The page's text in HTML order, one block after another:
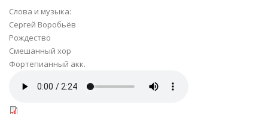
Слова и музыка:
Сергей Воробьёв
Рождество
Смешанный хор
Фортепианный акк.
Описать любовь Господню.mp3